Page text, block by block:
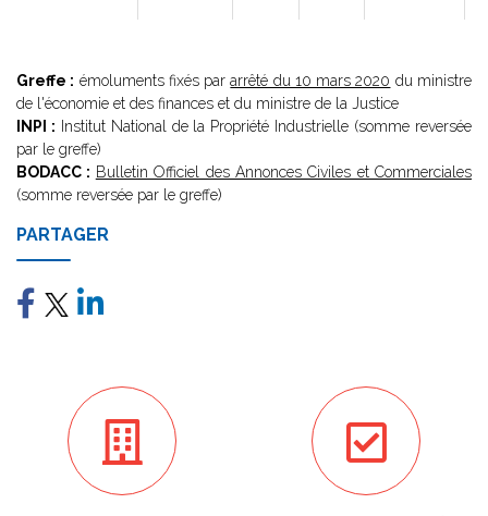
Greffe : émoluments fixés pararrêté du 10 mars 2020 du ministre
de l'économie et des finances et du ministre de la Justice
INPI : Institut National de la Propriété Industrielle (somme reversée
par le greffe)
BODACC : Bulletin Officiel des Annonces Civiles et Commerciales
(somme reversée par le greffe)
PARTAGER